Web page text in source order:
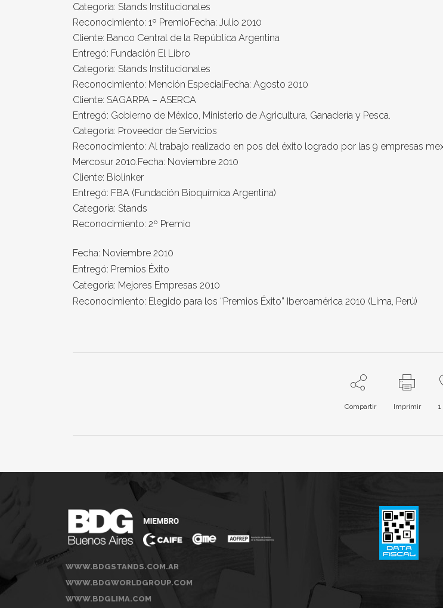
Categoría: Stands Institucionales
Reconocimiento: 1º PremioFecha: Julio 2010
Cliente: Banco Central de la República Argentina
Entregó: Fundación El Libro
Categoría: Stands Institucionales
Reconocimiento: Mención EspecialFecha: Agosto 2010
Cliente: SAGARPA – ASERCA
Entregó: Gobierno de México, Ministerio de Agricultura, Ganadería y Pesca.
Categoría: Proveedor de Servicios
Reconocimiento: Al trabajo realizado en pos del éxito logrado por las 9 empresas
Mercosur 2010.Fecha: Noviembre 2010
Cliente: Biolinker
Entregó: FBA (Fundación Bioquímica Argentina)
Categoría: Stands
Reconocimiento: 2º Premio
Fecha: Noviembre 2010
Entregó: Premios Éxito
Categoría: Mejores Empresas 2010
Reconocimiento: Elegido para los “Premios Éxito” Iberoamérica 2010 (Lima, Perú)
Compartir Imprimir 1
WWW.BDGSTANDS.COM.AR
WWW.BDGWORLDGROUP.COM
WWW.BDGLIMA.COM